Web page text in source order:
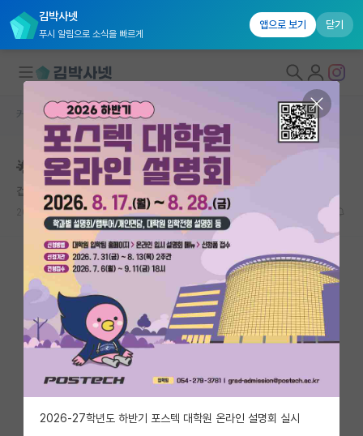
김박사넷
푸시 알림으로 소식을 빠르게
앱으로 보기 닫기
대학원생 모집
국내대학원 정보
연구실&오픈랩
커뮤니티
커뮤니티 홈
전체글보기
베스트 게시판
IF 명예의전당
자유 게시판(아무개랩)
미국 유학 게시판
커뮤니티 홈 자유 게시판(아무개랩)
🌟기프티콘 추첨 증정: 소비자 심리 연구 설문
겁먹은 라이프니츠
2021.11.09 1 1838
2026-27학년도 하반기 포스텍 대학원 온라인 설명회 실시